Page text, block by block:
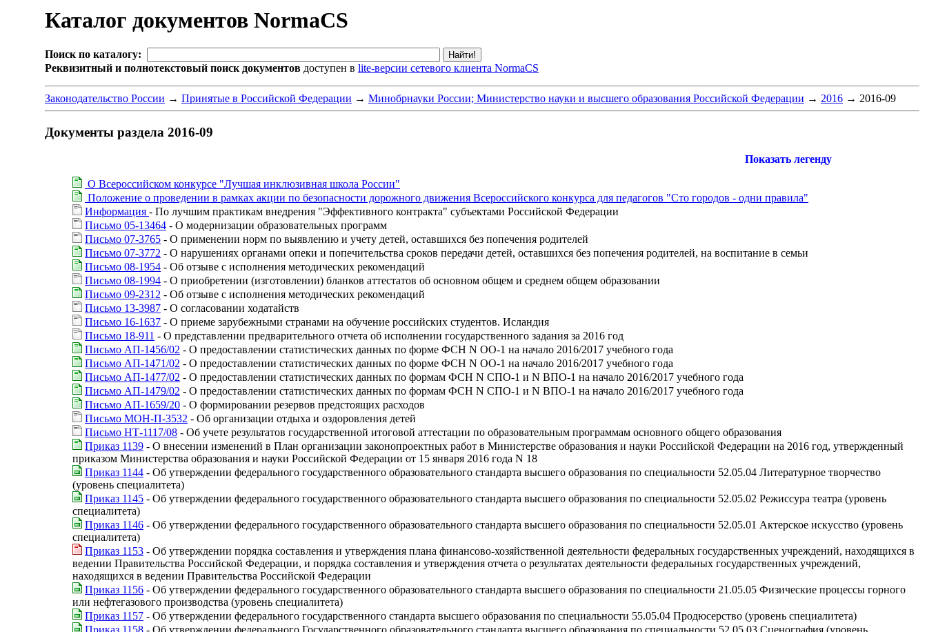
Каталог документов NormaCS
Поиск по каталогу:
Реквизитный и полнотекстовый поиск документов доступен в lite-версии сетевого клиента NormaCS
Законодательство России → Принятые в Российской Федерации → Минобрнауки России; Министерство науки и высшего образования Российской Федерации → 2016 → 2016-09
Документы раздела 2016-09
Показать легенду
О Всероссийском конкурсе "Лучшая инклюзивная школа России"
Положение о проведении в рамках акции по безопасности дорожного движения Всероссийского конкурса для педагогов "Сто городов - одни правила"
Информация - По лучшим практикам внедрения "Эффективного контракта" субъектами Российской Федерации
Письмо 05-13464 - О модернизации образовательных программ
Письмо 07-3765 - О применении норм по выявлению и учету детей, оставшихся без попечения родителей
Письмо 07-3772 - О нарушениях органами опеки и попечительства сроков передачи детей, оставшихся без попечения родителей, на воспитание в семьи
Письмо 08-1954 - Об отзыве с исполнения методических рекомендаций
Письмо 08-1994 - О приобретении (изготовлении) бланков аттестатов об основном общем и среднем общем образовании
Письмо 09-2312 - Об отзыве с исполнения методических рекомендаций
Письмо 13-3987 - О согласовании ходатайств
Письмо 16-1637 - О приеме зарубежными странами на обучение российских студентов. Исландия
Письмо 18-911 - О представлении предварительного отчета об исполнении государственного задания за 2016 год
Письмо АП-1456/02 - О предоставлении статистических данных по форме ФСН N ОО-1 на начало 2016/2017 учебного года
Письмо АП-1471/02 - О предоставлении статистических данных по форме ФСН N ОО-1 на начало 2016/2017 учебного года
Письмо АП-1477/02 - О предоставлении статистических данных по формам ФСН N СПО-1 и N ВПО-1 на начало 2016/2017 учебного года
Письмо АП-1479/02 - О предоставлении статистических данных по формам ФСН N СПО-1 и N ВПО-1 на начало 2016/2017 учебного года
Письмо АП-1659/20 - О формировании резервов предстоящих расходов
Письмо МОН-П-3532 - Об организации отдыха и оздоровления детей
Письмо НТ-1117/08 - Об учете результатов государственной итоговой аттестации по образовательным программам основного общего образования
Приказ 1139 - О внесении изменений в План организации законопроектных работ в Министерстве образования и науки Российской Федерации на 2016 год, утвержденный
приказом Министерства образования и науки Российской Федерации от 15 января 2016 года N 18
Приказ 1144 - Об утверждении федерального государственного образовательного стандарта высшего образования по специальности 52.05.04 Литературное творчество
(уровень специалитета)
Приказ 1145 - Об утверждении федерального государственного образовательного стандарта высшего образования по специальности 52.05.02 Режиссура театра (уровень
специалитета)
Приказ 1146 - Об утверждении федерального государственного образовательного стандарта высшего образования по специальности 52.05.01 Актерское искусство (уровень
специалитета)
Приказ 1153 - Об утверждении порядка составления и утверждения плана финансово-хозяйственной деятельности федеральных государственных учреждений, находящихся в
ведении Правительства Российской Федерации, и порядка составления и утверждения отчета о результатах деятельности федеральных государственных учреждений,
находящихся в ведении Правительства Российской Федерации
Приказ 1156 - Об утверждении федерального государственного образовательного стандарта высшего образования по специальности 21.05.05 Физические процессы горного
или нефтегазового производства (уровень специалитета)
Приказ 1157 - Об утверждении федерального государственного стандарта высшего образования по специальности 55.05.04 Продюсерство (уровень специалитета)
Приказ 1158 - Об утверждении федерального Государственного образовательного стандарта высшего образования по специальности 52.05.03 Сценография (уровень